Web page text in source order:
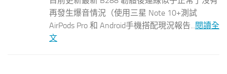
再發生爆音情況（使用三星 Note 10+測試
AirPods Pro 和 Android手機搭配現況報告...閱讀全
文